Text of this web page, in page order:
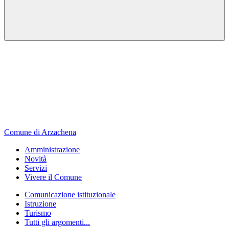
Comune di Arzachena
Amministrazione
Novità
Servizi
Vivere il Comune
Comunicazione istituzionale
Istruzione
Turismo
Tutti gli argomenti...